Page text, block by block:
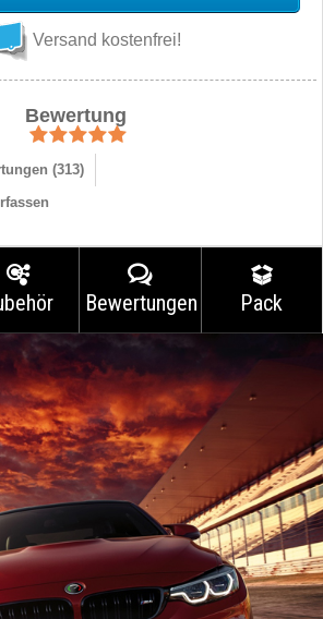
Versand kostenfrei!
Bewertung
(313)
Bewertungen Pack